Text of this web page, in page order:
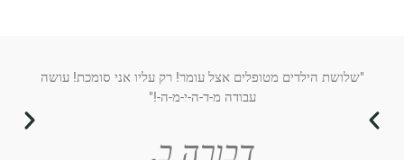
"שלושת הילדים מטופלים אצל עומר! רק עליו אני סומכת! עושה
עבודה מ-ד-ה-י-מ-ה-!"
דבורה ב.